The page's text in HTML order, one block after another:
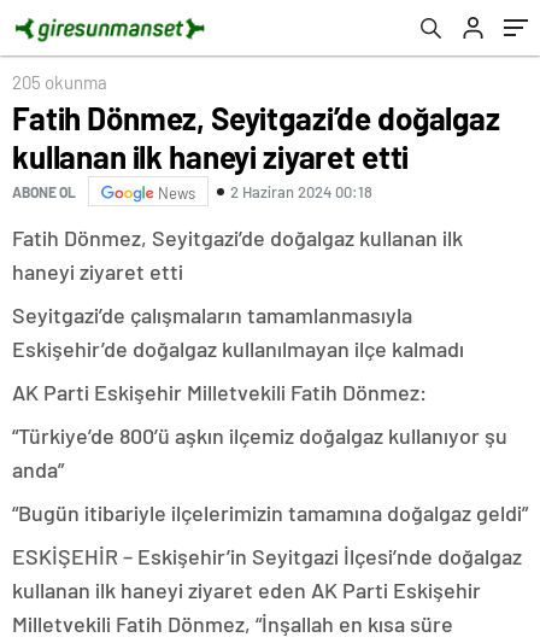
205 okunma
Fatih Dönmez, Seyitgazi’de doğalgaz
kullanan ilk haneyi ziyaret etti
ABONE OL News 2 Haziran 2024 00:18
Fatih Dönmez, Seyitgazi’de doğalgaz kullanan ilk
haneyi ziyaret etti
Seyitgazi’de çalışmaların tamamlanmasıyla
Eskişehir’de doğalgaz kullanılmayan ilçe kalmadı
AK Parti Eskişehir Milletvekili Fatih Dönmez:
“Türkiye’de 800’ü aşkın ilçemiz doğalgaz kullanıyor şu
anda”
“Bugün itibariyle ilçelerimizin tamamına doğalgaz geldi”
ESKİŞEHİR – Eskişehir’in Seyitgazi İlçesi’nde doğalgaz
kullanan ilk haneyi ziyaret eden AK Parti Eskişehir
Milletvekili Fatih Dönmez, “İnşallah en kısa süre